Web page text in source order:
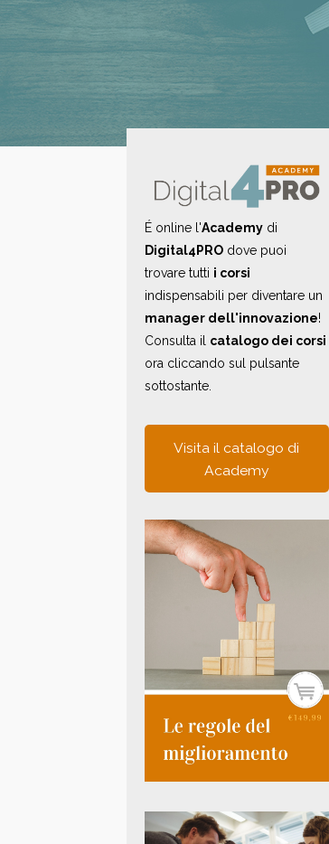
É online l'Academydi
Digital4PROdove puoi
trovare tutti i corsi
indispensabili per diventare un
manager dell'innovazione!
Consulta il catalogo dei corsi
ora cliccando sul pulsante
sottostante.
Visita il catalogo di
Academy